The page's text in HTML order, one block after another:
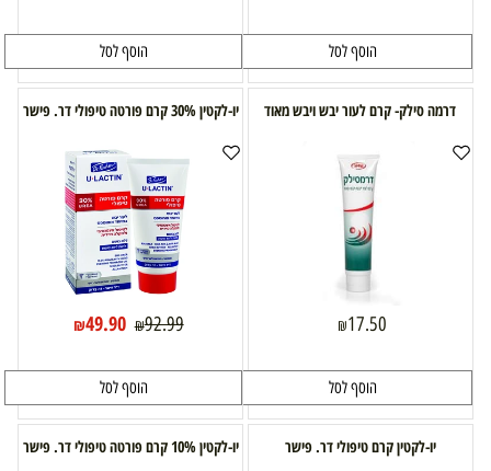
הוסף לסל הוסף לסל
דרמה סילק- קרם לעור יבש ויבש מאוד
₪17.50
הוסף לסל
יו-לקטין 30% קרם פורטה טיפולי דר. פישר
₪92.99
₪49.90
הוסף לסל
יו-לקטין קרם טיפולי דר. פישר יו-לקטין 10% קרם פורטה טיפולי דר. פישר